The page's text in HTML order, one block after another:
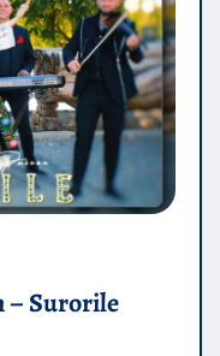
– Surorile